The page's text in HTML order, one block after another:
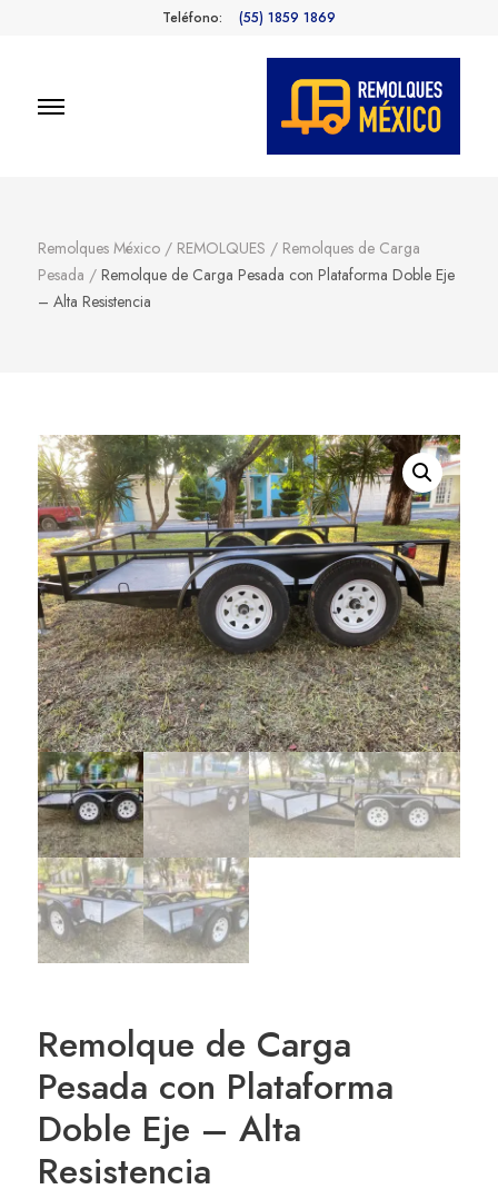
Teléfono: (55) 1859 1869
Remolques México / REMOLQUES / Remolques de Carga
Pesada / Remolque de Carga Pesada con Plataforma Doble Eje
– Alta Resistencia
Remolque de Carga
Pesada con Plataforma
Doble Eje – Alta
Resistencia